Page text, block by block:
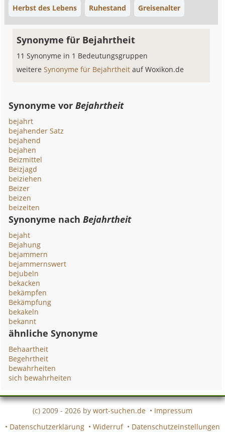
Herbst des Lebens Ruhestand Greisenalter
Synonyme für Bejahrtheit
11 Synonyme in 1 Bedeutungsgruppen
weitereSynonyme für Bejahrtheitauf Woxikon.de
Synonyme vorBejahrtheit
bejahrt
bejahender Satz
bejahend
bejahen
Beizmittel
Beizjagd
beiziehen
Beizer
beizen
beizeiten
Synonyme nachBejahrtheit
bejaht
Bejahung
bejammern
bejammernswert
bejubeln
bekacken
bekämpfen
Bekämpfung
bekakeln
bekannt
ähnliche Synonyme
Behaartheit
Begehrtheit
bewahrheiten
sich bewahrheiten
(c) 2009 - 2026 by wort-suchen.de • Impressum
• Datenschutzerklärung • Widerruf • Datenschutzeinstellungen